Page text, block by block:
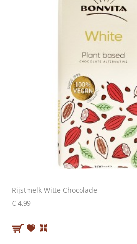
Rijstmelk Witte Chocolade
€ 4,99